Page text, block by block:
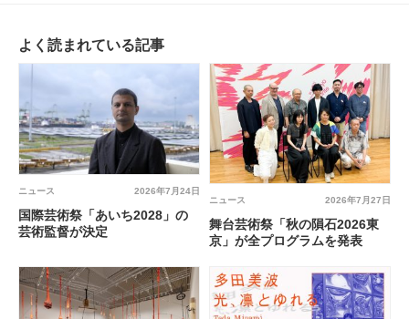
よく読まれている記事
2026年7月24日
ニュース
国際芸術祭「あいち2028」の
芸術監督が決定
2026年7月27日
ニュース
舞台芸術祭「秋の隕石2026東
京」が全プログラムを発表